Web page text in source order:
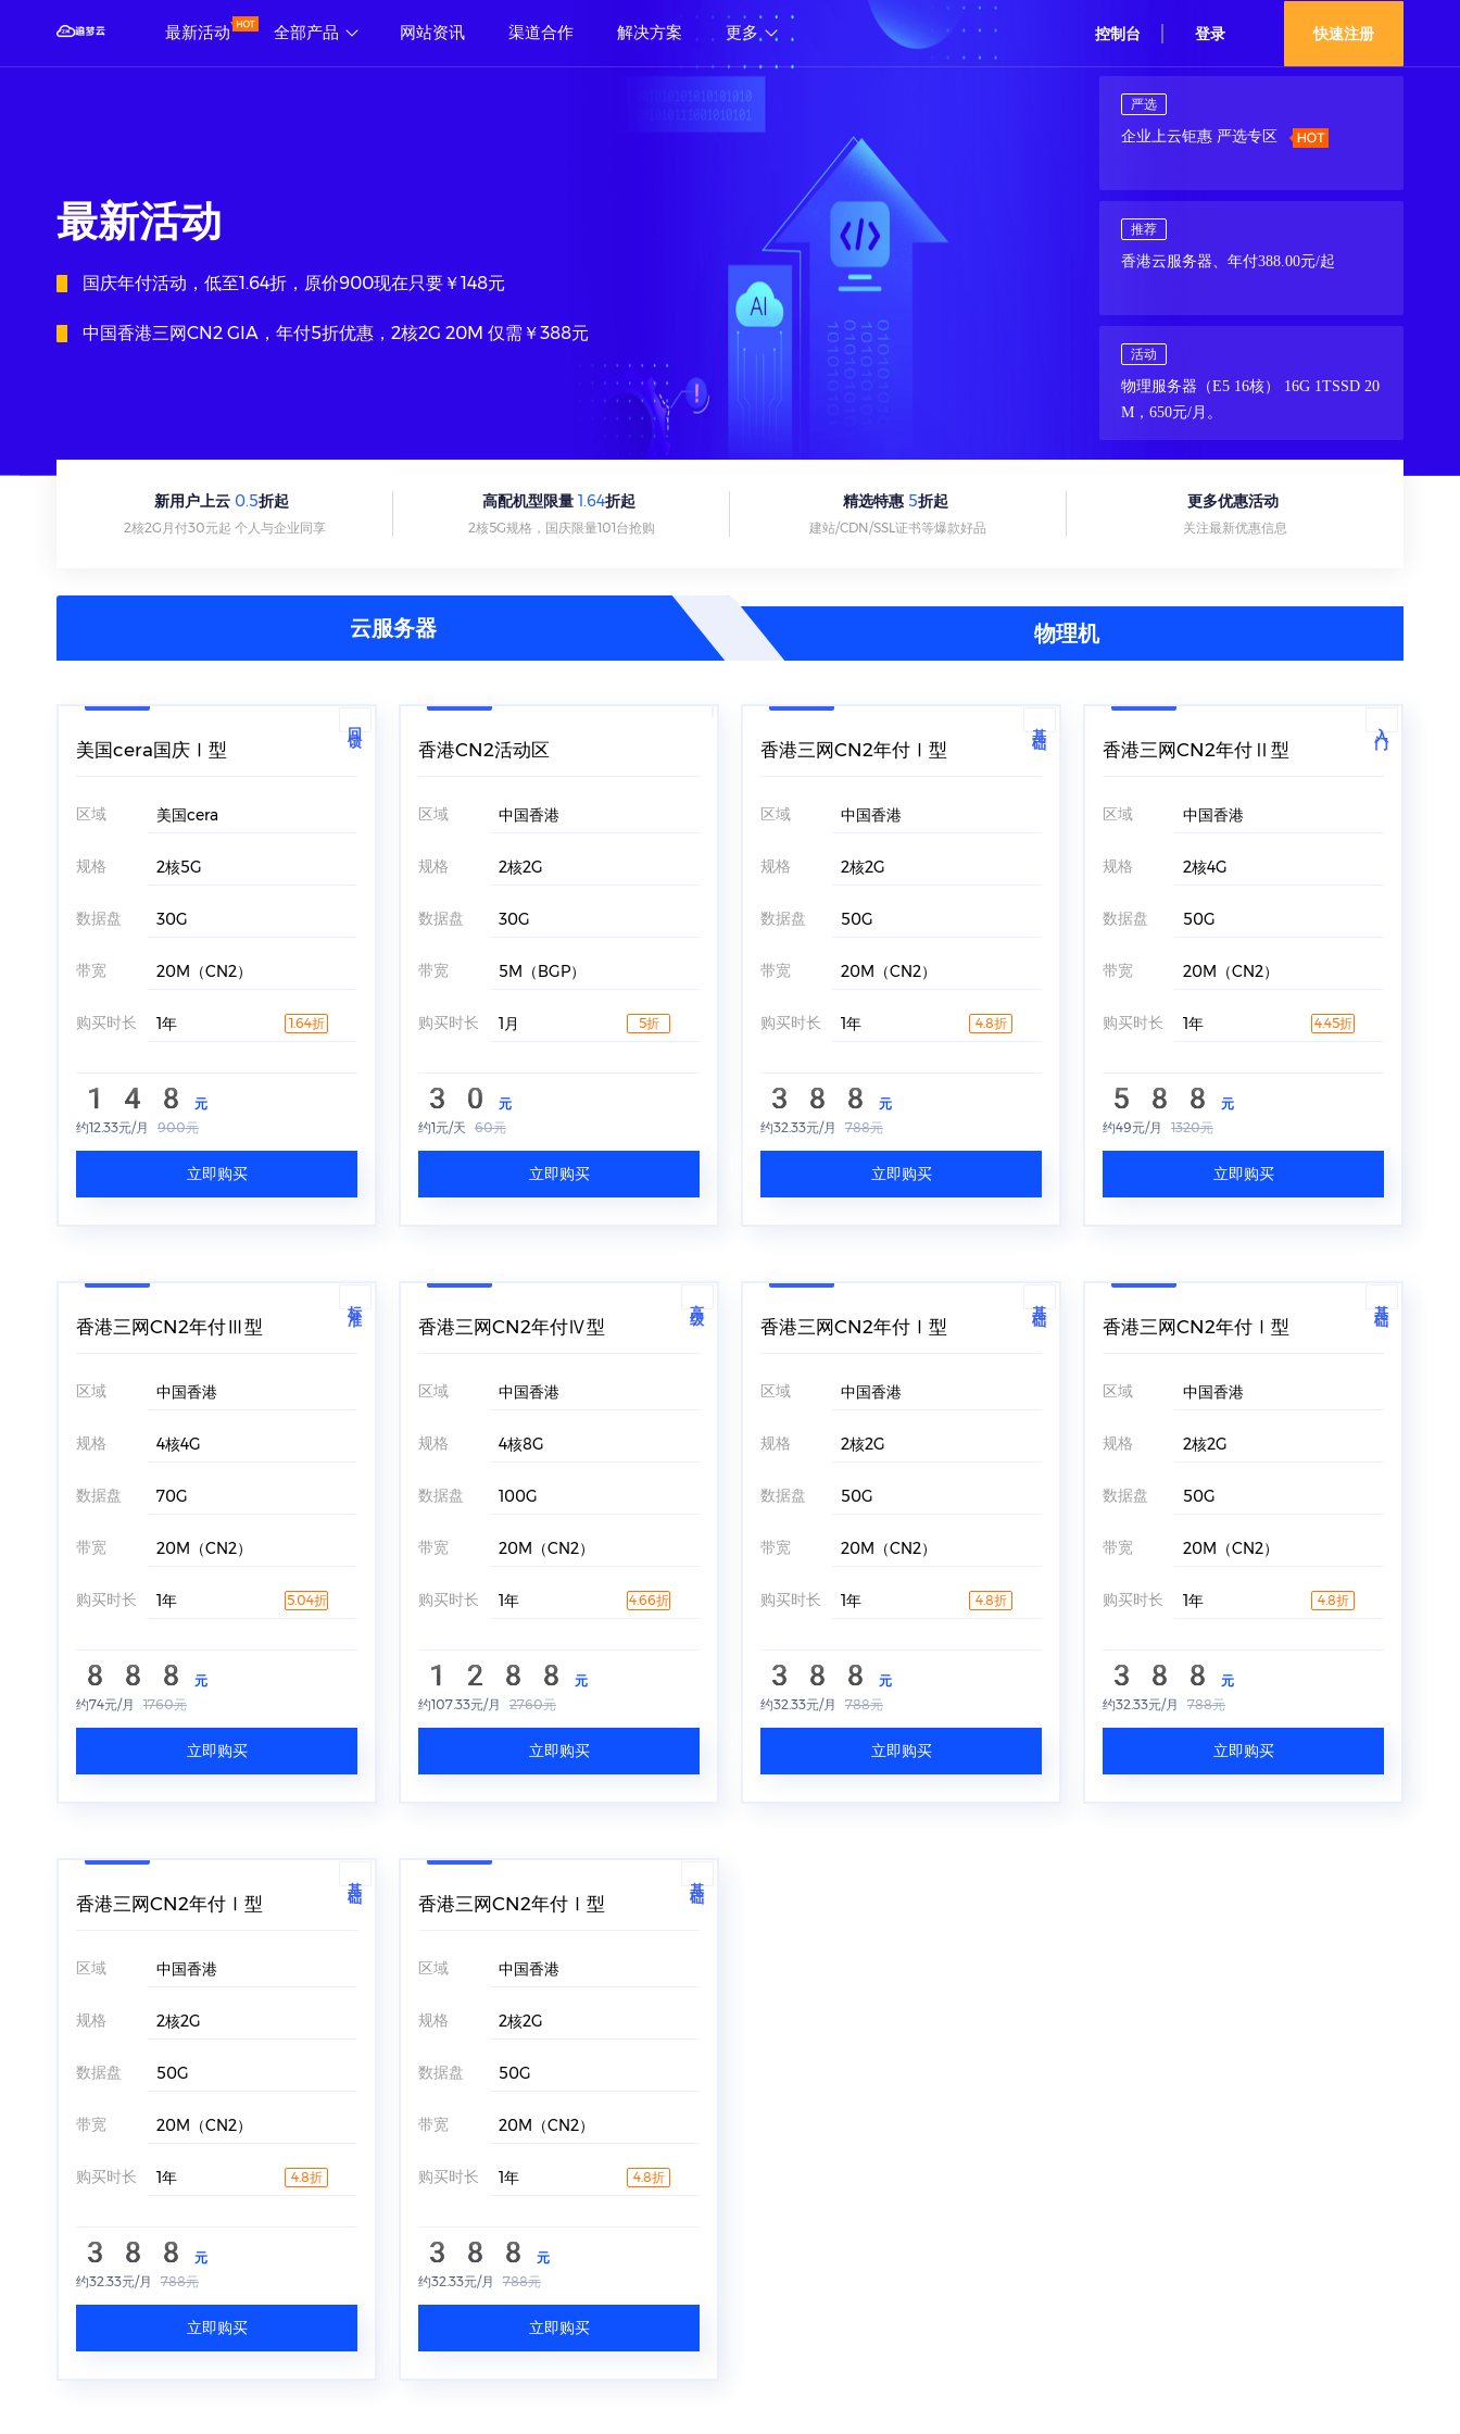
最新活动 全部产品 网站资讯 渠道合作 解决方案 更多 控制台 登录 快速注册
最新活动
国庆年付活动，低至1.64折，原价900现在只要￥148元
中国香港三网CN2 GIA，年付5折优惠，2核2G 20M 仅需￥388元
严选
企业上云钜惠 严选专区
推荐
香港云服务器、年付388.00元/起
活动
物理服务器（E5 16核） 16G 1TSSD 20
M，650元/月。
新用户上云 0.5折起
2核2G月付30元起 个人与企业同享
高配机型限量 1.64折起
2核5G规格，国庆限量101台抢购
精选特惠 5折起
建站/CDN/SSL证书等爆款好品
更多优惠活动
关注最新优惠信息
云服务器 物理机
美国cera国庆Ⅰ型
回馈
区域 美国cera
规格 2核5G
数据盘 30G
带宽 20M（CN2）
购买时长 1年 1.64折
148 元
约12.33元/月 900元
立即购买
香港CN2活动区
区域 中国香港
规格 2核2G
数据盘 30G
带宽 5M（BGP）
购买时长 1月 5折
30 元
约1元/天 60元
立即购买
香港三网CN2年付Ⅰ型
区域 中国香港
规格 2核2G
数据盘 50G
带宽 20M（CN2）
购买时长 1年 4.8折
388 元
约32.33元/月 788元
立即购买
香港三网CN2年付Ⅱ型
区域 中国香港
规格 2核4G
数据盘 50G
带宽 20M（CN2）
购买时长 1年 4.45折
588 元
约49元/月 1320元
立即购买
香港三网CN2年付Ⅲ型
区域 中国香港
规格 4核4G
数据盘 70G
带宽 20M（CN2）
购买时长 1年 5.04折
888 元
约74元/月 1760元
立即购买
香港三网CN2年付Ⅳ型
区域 中国香港
规格 4核8G
数据盘 100G
带宽 20M（CN2）
购买时长 1年 4.66折
1288 元
约107.33元/月 2760元
立即购买
香港三网CN2年付Ⅰ型
区域 中国香港
规格 2核2G
数据盘 50G
带宽 20M（CN2）
购买时长 1年 4.8折
388 元
约32.33元/月 788元
立即购买
香港三网CN2年付Ⅰ型
区域 中国香港
规格 2核2G
数据盘 50G
带宽 20M（CN2）
购买时长 1年 4.8折
388 元
约32.33元/月 788元
立即购买
香港三网CN2年付Ⅰ型
区域 中国香港
规格 2核2G
数据盘 50G
带宽 20M（CN2）
购买时长 1年 4.8折
388 元
约32.33元/月 788元
立即购买
香港三网CN2年付Ⅰ型
区域 中国香港
规格 2核2G
数据盘 50G
带宽 20M（CN2）
购买时长 1年 4.8折
388 元
约32.33元/月 788元
立即购买